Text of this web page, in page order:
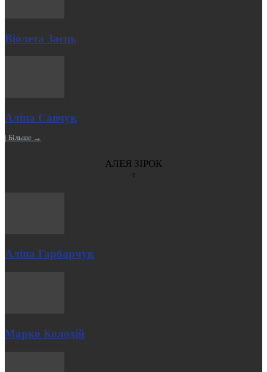
Віолета Заєць
Аліна Савчук
| Більше →
АЛЕЯ ЗІРОК
Аліна Гарбарчук
Марко Колодій